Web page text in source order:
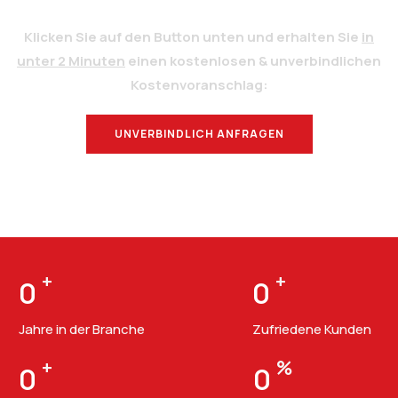
Klicken Sie auf den Button unten und erhalten Sie in
unter 2 Minuten einen kostenlosen & unverbindlichen
Kostenvoranschlag:
UNVERBINDLICH ANFRAGEN
0 +
Jahre in der Branche
0 +
Zufriedene Kunden
0 + 0 %